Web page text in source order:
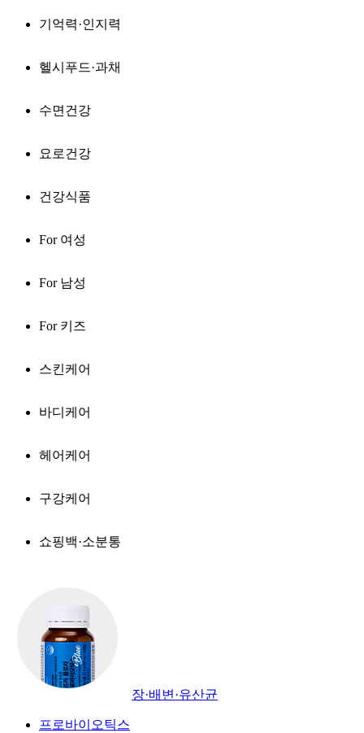
기억력·인지력
헬시푸드·과채
수면건강
요로건강
건강식품
For 여성
For 남성
For 키즈
스킨케어
바디케어
헤어케어
구강케어
쇼핑백·소분통
장·배변·유산균
프로바이오틱스